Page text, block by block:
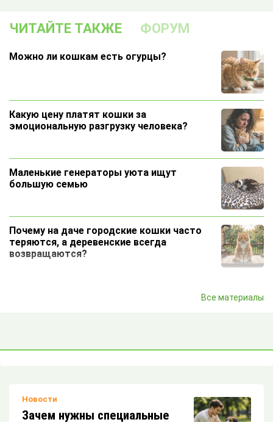
ЧИТАЙТЕ ТАКЖЕ ФОРУМ
Можно ли кошкам есть огурцы?
Какую цену платят кошки за
эмоциональную разгрузку человека?
Маленькие генераторы уюта ищут
большую семью
Почему на даче городские кошки часто
теряются, а деревенские всегда
возвращаются?
Почему мы прощаем коту то, за что
Вакансия: профессиональный греющий
элемент
Все материалы
Новости
Зачем нужны специальные